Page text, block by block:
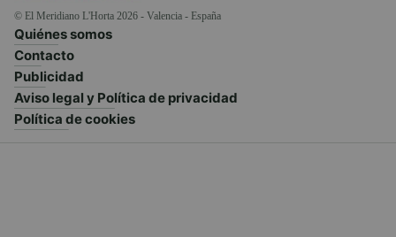
© El Meridiano L'Horta 2026 - Valencia - España
Quiénes somos
Contacto
Publicidad
Aviso legal y Política de privacidad
Política de cookies